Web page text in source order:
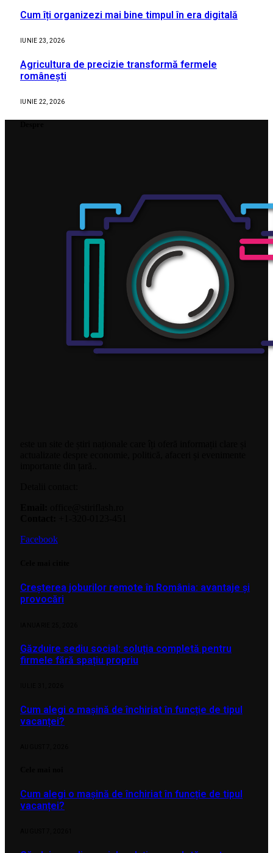
Cum îți organizezi mai bine timpul în era digitală
IUNIE 23, 2026
Agricultura de precizie transformă fermele
românești
IUNIE 22, 2026
Facebook
Creșterea joburilor remote în România: avantaje și
provocări
Găzduire sediu social: soluția completă pentru
firmele fără spațiu propriu
Cum alegi o mașină de închiriat în funcție de tipul
vacanței?
Cum alegi o mașină de închiriat în funcție de tipul
vacanței?